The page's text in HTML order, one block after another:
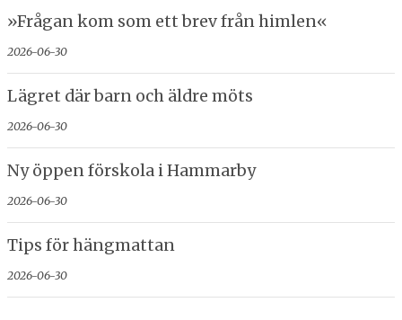
»Frågan kom som ett brev från himlen«
2026-06-30
Lägret där barn och äldre möts
2026-06-30
Ny öppen förskola i Hammarby
2026-06-30
Tips för hängmattan
2026-06-30